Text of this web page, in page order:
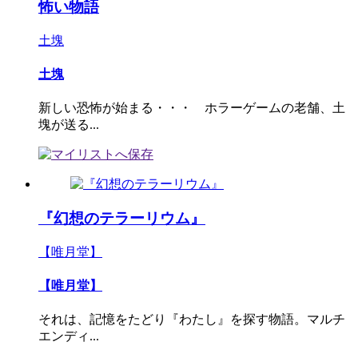
怖い物語
土塊
土塊
新しい恐怖が始まる・・・ ホラーゲームの老舗、土
塊が送る...
『幻想のテラーリウム』
【唯月堂】
【唯月堂】
それは、記憶をたどり『わたし』を探す物語。マルチ
エンディ...